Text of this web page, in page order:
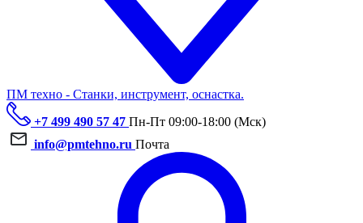
ПМ техно - Станки, инструмент, оснастка.
+7 499 490 57 47 Пн-Пт 09:00-18:00 (Мск)
info@pmtehno.ru Почта